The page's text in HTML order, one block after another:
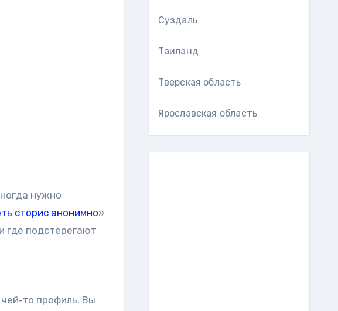
нужно
сторис анонимно»
где подстерегают
профиль. Вы
Суздаль
Таиланд
Тверская область
Ярославская область